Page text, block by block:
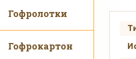
Гофролотки
Гофрокартон